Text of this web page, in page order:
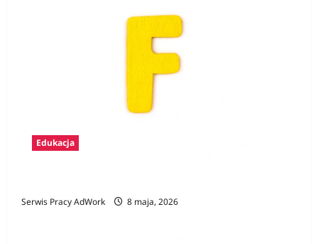
Edukacja
Serwis Pracy AdWork 8 maja, 2026